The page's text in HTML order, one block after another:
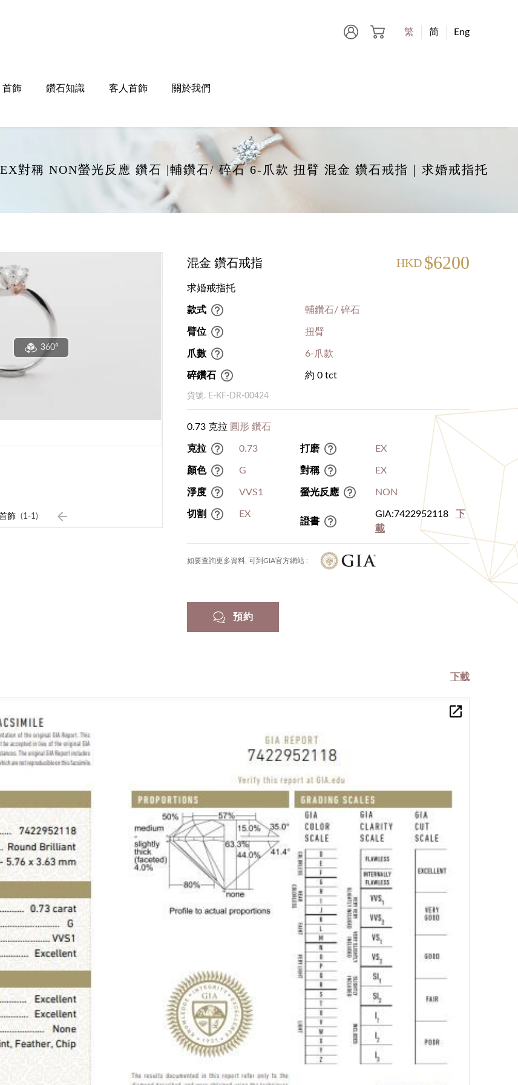
繁 简 Eng
首飾 鑽石知識 客人首飾 關於我們
對稱 NON螢光反應 鑽石 |輔鑽石/ 碎石 6-爪款 扭臂 混金 鑽石戒指｜求婚戒指托
360°
飾 (1-1)
混金 鑽石戒指 HKD $6200
求婚戒指托
款式 輔鑽石/ 碎石
臂位 扭臂
爪數 6-爪款
碎鑽石 約 0 tct
貨號. E-KF-DR-00424
0.73 克拉 圓形 鑽石
克拉 0.73
顏色 G
淨度 VVS1
切割 EX
打磨 EX
對稱 EX
螢光反應 NON
證書
GIA:7422952118
下
載
如要查詢更多資料, 可到GIA官方網站 :
預約
下載